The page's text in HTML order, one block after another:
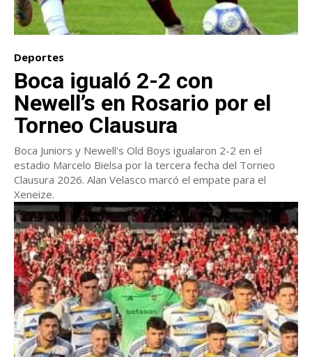
Deportes
Boca igualó 2-2 con
Newell’s en Rosario por el
Torneo Clausura
Boca Juniors y Newell's Old Boys igualaron 2-2 en el
estadio Marcelo Bielsa por la tercera fecha del Torneo
Clausura 2026. Alan Velasco marcó el empate para el
Xeneize.